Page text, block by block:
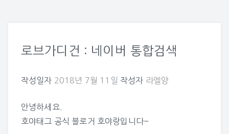
로브가디건 : 네이버 통합검색
작성일자 2018년 7월 11일 작성자 라엘양
안녕하세요.
호야태그 공식 블로거 호야랑입니다~